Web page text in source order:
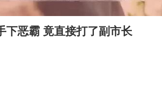
独自坐车到上海看望女儿
免费用户升级GPT-5.6 Luna
下恶霸 竟直接打了副市长